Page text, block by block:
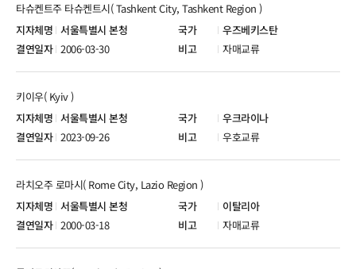
서울특별시 본청 우즈베키스탄
타슈켄트주 타슈켄트시( Tashkent City, Tashkent Region )
2006-03-30 자매교류
서울특별시 본청 우크라이나
키이우( Kyiv )
2023-09-26 우호교류
서울특별시 본청 이탈리아
라치오주 로마시( Rome City, Lazio Region )
2000-03-18 자매교류